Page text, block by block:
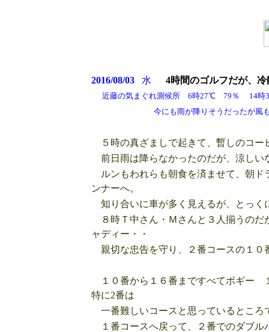
2016/08/03水 4時間のゴルフだが、
近藤の気まぐれ測候所 6時27℃ 79％
今にも雨が降りそうだったが風もあって
５時の真ざましで起きて、暫しのコー
前日雨は降らなかったのだが、涼しい
ルンもわれらも朝食を済ませて、朝ド
ンナーへ。
知り合いに車が多く見えるが、とっく
８時Ｔ中さん・Ｍさんと３人揃うのだ
ャディー・・
親切な忠告を守り、２番コースの１
１０番から１６番まですべてボギー
特に2番は
一番難しいコースと思っているところ
１番コースへ戻って、２番でのダブル